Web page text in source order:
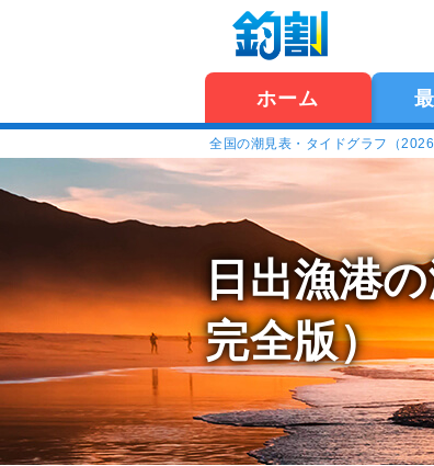
ホーム
全国の潮見表・タイドグラフ（2026
日出漁港
完全版）